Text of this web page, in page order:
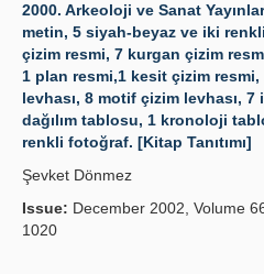
2000. Arkeoloji ve Sanat
metin, 5 siyah-beyaz ve iki
çizim resmi, 7 kurgan çizim
1 plan resmi,1 kesit çizim
levhası, 8 motif çizim levhası,
dağılım tablosu, 1 kronoloji
renkli fotoğraf. [Kitap Tanıtımı]
Şevket Dönmez
Issue: December 2002, Volume
1020